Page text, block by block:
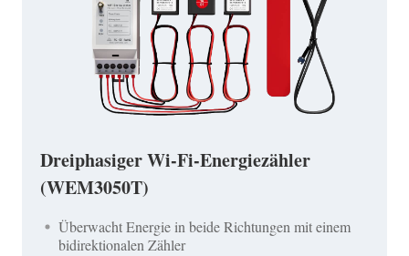
Dreiphasiger Wi-Fi-Energiezähler
(WEM3050T)
Überwacht Energie in beide Richtungen mit einem
bidirektionalen Zähler